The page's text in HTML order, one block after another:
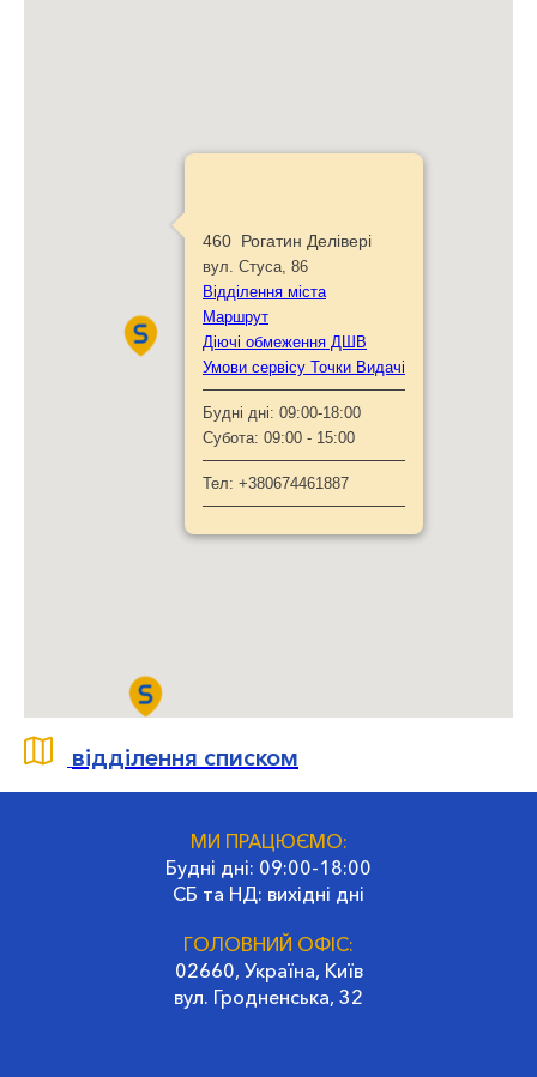
460 Рогатин Делівері
вул. Стуса, 86
Відділення міста
Маршрут
Діючі обмеження ДШВ
Умови сервісу Точки Видачі
Будні дні: 09:00-18:00
Субота: 09:00 - 15:00
Тел: +380674461887
відділення списком
МИ ПРАЦЮЄМО:
Будні дні: 09:00-18:00
СБ та НД: вихідні дні
ГОЛОВНИЙ ОФІС:
02660, Україна, Київ
вул. Гродненська, 32